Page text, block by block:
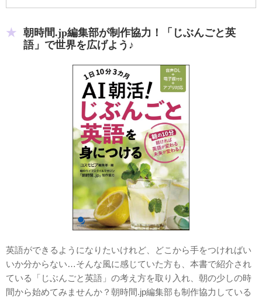
朝時間.jp編集部が制作協力！「じぶんごと英
語」で世界を広げよう♪
英語ができるようになりたいけれど、どこから手をつければい
いか分からない…そんな風に感じていた方も、本書で紹介され
ている「じぶんごと英語」の考え方を取り入れ、朝の少しの時
間から始めてみませんか？朝時間.jp編集部も制作協力している